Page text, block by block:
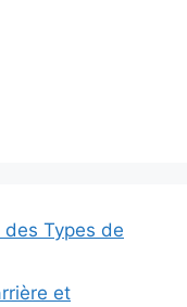
des Types de
et